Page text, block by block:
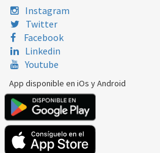
Instagram
Twitter
Facebook
Linkedin
Youtube
App disponible en iOs y Android